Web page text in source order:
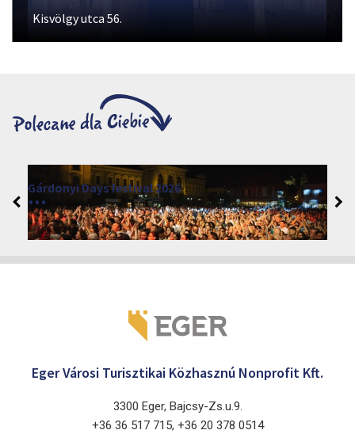
Open-Air Events in Szépasszonyvölgy
2026. czerwiec 19. - 2026. sierpień 28.
Márai Központ, Eger 3300, Szépasszony-völgy 35.
Eger Városi Turisztikai Közhasznú Nonprofit Kft.
3300 Eger, Bajcsy-Zs.u.9.
+36 36 517 715, +36 20 378 0514